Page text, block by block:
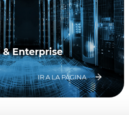
Enterprise
IR A LA PÁGINA